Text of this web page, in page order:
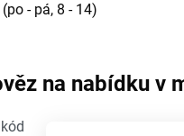
- pá, 8 - 14)
na nabídku v